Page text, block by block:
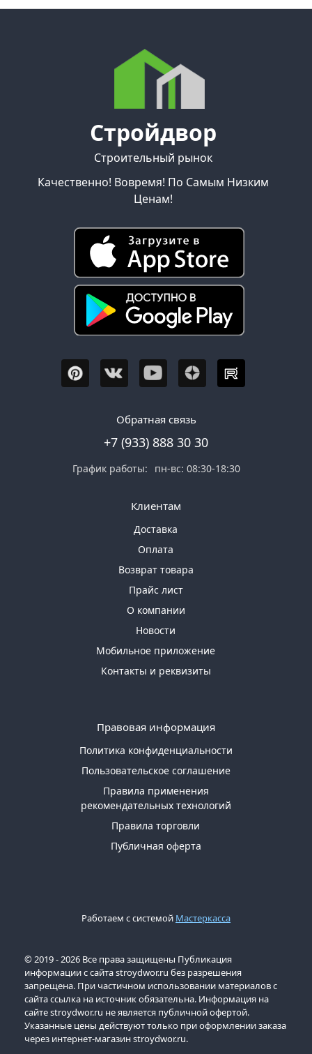
Стройдвор
Строительный рынок
Качественно! Вовремя! По Самым Низким
Ценам!
Обратная связь
+7 (933) 888 30 30
График работы: пн-вс: 08:30-18:30
Клиентам
Доставка
Оплата
Возврат товара
Прайс лист
О компании
Новости
Мобильное приложение
Контакты и реквизиты
Правовая информация
Политика конфиденциальности
Пользовательское соглашение
Правила применения
рекомендательных технологий
Правила торговли
Публичная оферта
Работаем с системой Мастеркасса
© 2019 - 2026 Все права защищены Публикация
информации с сайта stroydwor.ru без разрешения
запрещена. При частичном использовании материалов с
сайта ссылка на источник обязательна. Информация на
сайте stroydwor.ru не является публичной офертой.
Указанные цены действуют только при оформлении заказа
через интернет-магазин stroydwor.ru.